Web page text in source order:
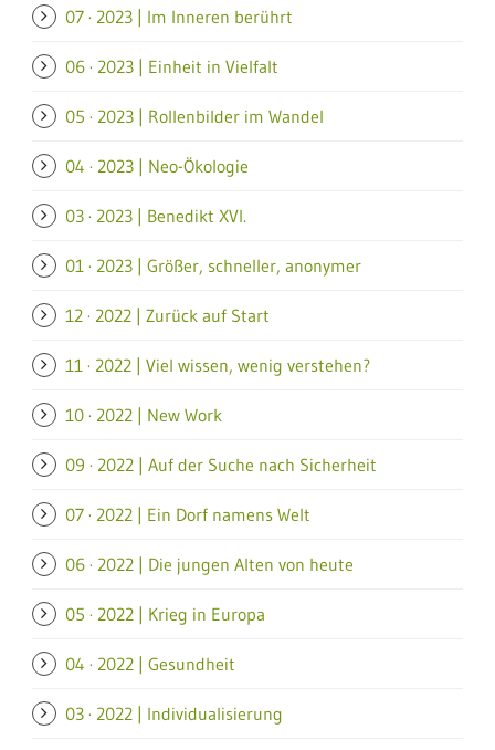
07 · 2023 | Im Inneren berührt
06 · 2023 | Einheit in Vielfalt
05 · 2023 | Rollenbilder im Wandel
04 · 2023 | Neo-Ökologie
03 · 2023 | Benedikt XVI.
01 · 2023 | Größer, schneller, anonymer
12 · 2022 | Zurück auf Start
11 · 2022 | Viel wissen, wenig verstehen?
10 · 2022 | New Work
09 · 2022 | Auf der Suche nach Sicherheit
07 · 2022 | Ein Dorf namens Welt
06 · 2022 | Die jungen Alten von heute
05 · 2022 | Krieg in Europa
04 · 2022 | Gesundheit
03 · 2022 | Individualisierung